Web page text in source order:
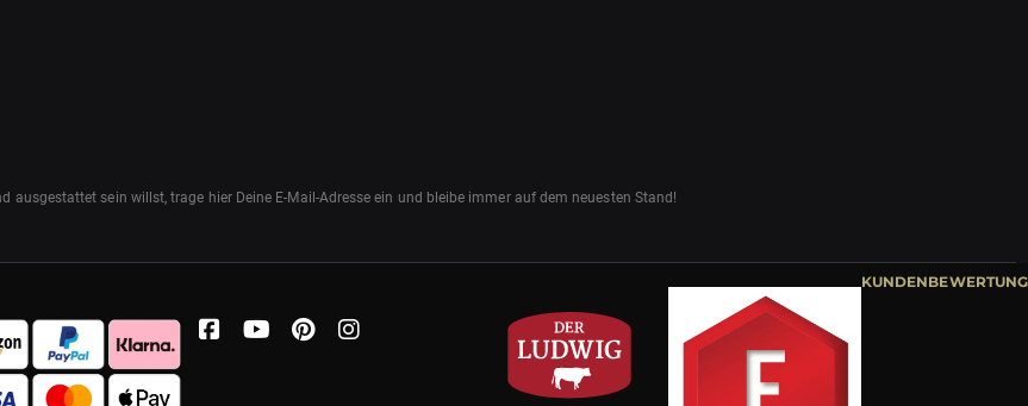
sein willst, trage hier Deine E-Mail-Adresse ein und bleibe immer auf dem neuesten Stand!
KUNDENBEWERTUNG